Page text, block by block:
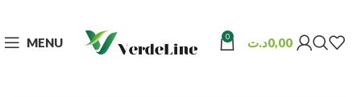
MENU 0 0,00د.ت